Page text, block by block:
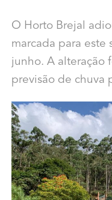
O Horto Brejal
marcada para este
junho. A alteração
previsão de chuva